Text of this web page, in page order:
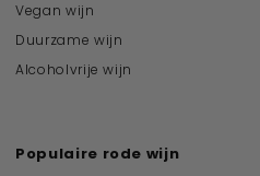
Vegan wijn
Duurzame wijn
Alcoholvrije wijn
Populaire rode wijn